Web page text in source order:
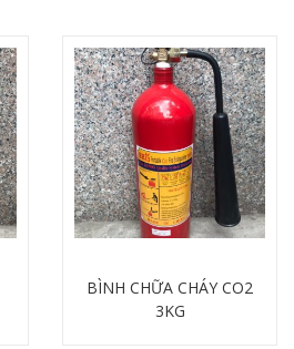
BÌNH CHỮA CHÁY CO2
3KG